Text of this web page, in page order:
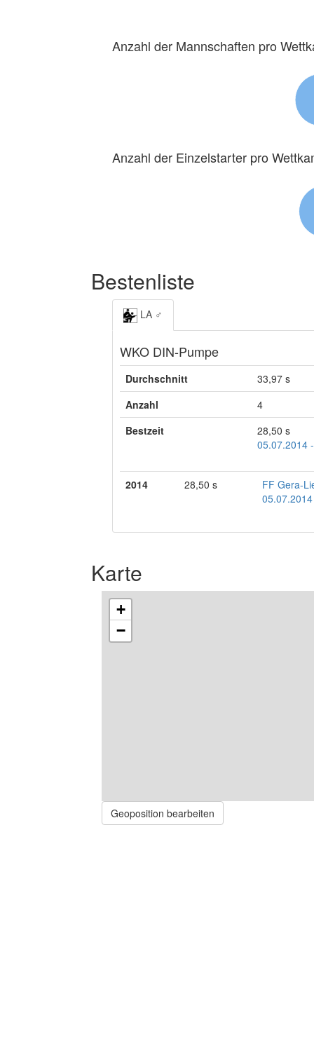
Anzahl der Mannschaften pro
Anzahl der Einzelstarter pro
Bestenliste
LA ♂
WKO DIN-Pumpe
Durchschnitt
33,97 s
Anzahl
4
Bestzeit
28,50 s
05.07.2014
2014 28,50 s
FF Gera-
Karte
+
−
Geoposition bearbeiten